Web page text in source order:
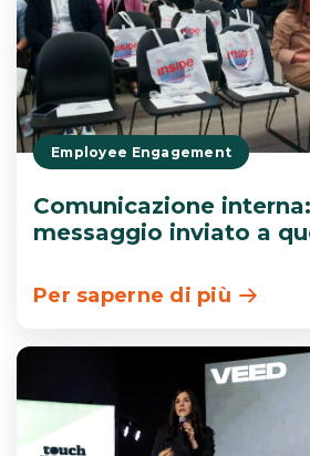
Employee Engagement
Comunicazione
messaggio inviato a
Per saperne di più